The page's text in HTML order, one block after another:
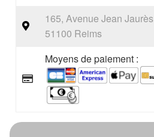
165, Avenue Jean Jaurès
51100 Reims
Moyens de paiement :